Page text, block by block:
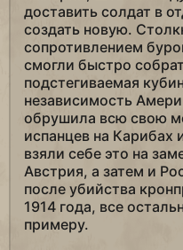
доставить солдат в
создать новую.
сопротивлением
смогли быстро
подстегиваемая
независимость
обрушила всю свою
испанцев на
взяли себе это на
Австрия, а затем и
после убийства
1914 года, все
примеру.